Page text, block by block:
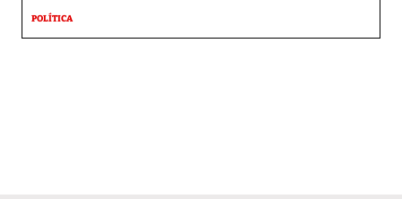
POLÍTICA